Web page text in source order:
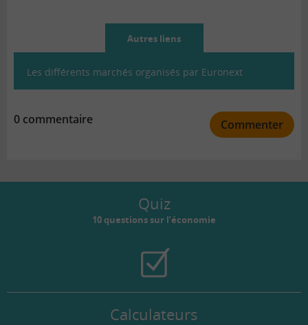
Autres liens
Les différents marchés organisés par Euronext
0 commentaire Commenter
Quiz
10 questions sur l’économie
Calculateurs